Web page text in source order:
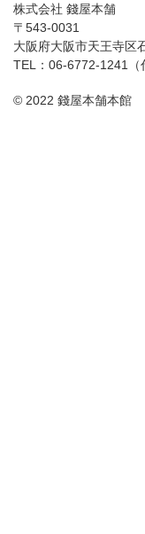
株式会社 錢屋本舗
〒543-0031
大阪府大阪市天王寺区
TEL：06-6772-1241（
© 2022 錢屋本舗本館